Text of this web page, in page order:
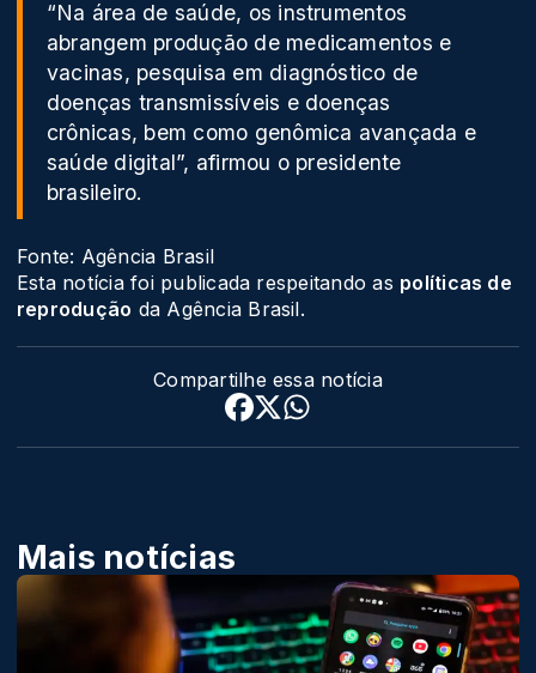
“Na área de saúde, os instrumentos
abrangem produção de medicamentos e
vacinas, pesquisa em diagnóstico de
doenças transmissíveis e doenças
crônicas, bem como genômica avançada e
saúde digital”, afirmou o presidente
brasileiro.
Fonte: Agência Brasil
Esta notícia foi publicada respeitando as políticas de
reprodução da Agência Brasil.
Compartilhe essa notícia
Mais notícias